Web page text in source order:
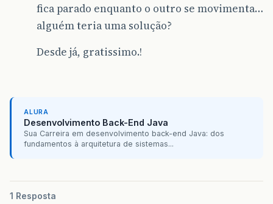
fica parado enquanto o outro se movimenta…
alguém teria uma solução?
Desde já, gratissimo.!
ALURA
Desenvolvimento Back-End Java
Sua Carreira em desenvolvimento back-end Java: dos
fundamentos à arquitetura de sistemas...
1 Resposta